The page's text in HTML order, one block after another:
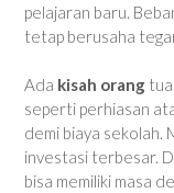
pelajaran baru.
tetap berusaha
Ada kisah orang
seperti perhiasan
demi biaya sekolah.
investasi terbesar.
bisa memiliki masa